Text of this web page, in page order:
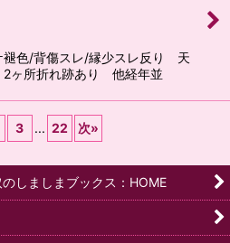
褪色/背傷スレ/縁少スレ反り 天
ヶ所折れ跡あり 他経年並
3 ... 22 次»
しましまブックス：HOME